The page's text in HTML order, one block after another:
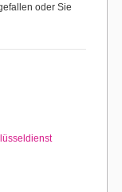
oder Sie